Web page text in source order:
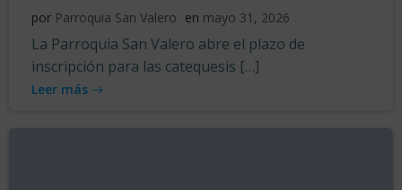
por Parroquia San Valero en mayo 31, 2026
La Parroquia San Valero abre el plazo de
inscripción para las catequesis […]
Leer más